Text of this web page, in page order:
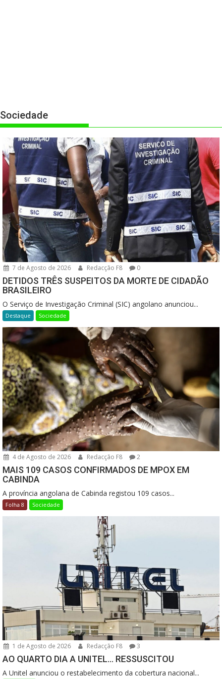
Sociedade
7 de Agosto de 2026 Redacção F8 0
DETIDOS TRÊS SUSPEITOS DA MORTE DE CIDADÃO
BRASILEIRO
O Serviço de Investigação Criminal (SIC) angolano anunciou...
Destaque Sociedade
4 de Agosto de 2026 Redacção F8 2
MAIS 109 CASOS CONFIRMADOS DE MPOX EM
CABINDA
A província angolana de Cabinda registou 109 casos...
Folha 8 Sociedade
1 de Agosto de 2026 Redacção F8 3
AO QUARTO DIA A UNITEL… RESSUSCITOU
A Unitel anunciou o restabelecimento da cobertura nacional...